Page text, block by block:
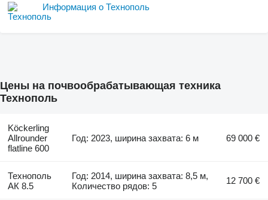
Информация о Технополь
Цены на почвообрабатывающая техника
Технополь
Köckerling
Allrounder
flatline 600
Год: 2023, ширина захвата: 6 м 69 000 €
Технополь
АК 8.5
Год: 2014, ширина захвата: 8,5 м,
Количество рядов: 5
12 700 €